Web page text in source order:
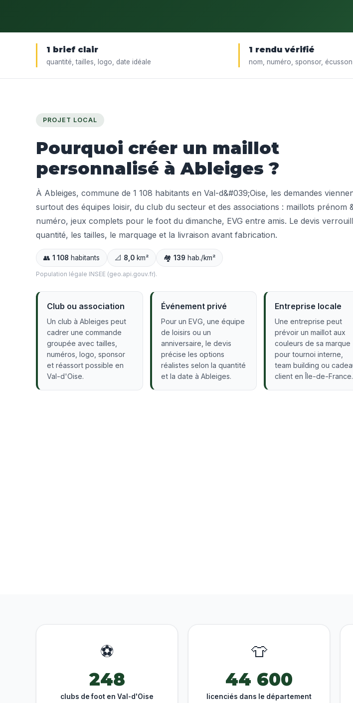
1 brief clair
quantité, tailles, logo, date idéale
1 rendu vérifié
nom, numéro, sponsor, écusson
PROJET LOCAL
Pourquoi créer un maillot
personnalisé à Ableiges ?
À Ableiges, commune de 1 108 habitants en Val-d&#039;Oise, les demandes
surtout des équipes loisir, du club du secteur et des associations : maillots prénom
numéro, jeux complets pour le foot du dimanche, EVG entre amis. Le devis
quantité, les tailles, le marquage et la livraison avant fabrication.
👥 1 108 habitants 📐 8,0 km² 🏘️ 139 hab./km²
Population légale INSEE (geo.api.gouv.fr).
Club ou association
Un club à Ableiges peut
cadrer une commande
groupée avec tailles,
numéros, logo, sponsor
et réassort possible en
Val-d'Oise.
Événement privé
Pour un EVG, une équipe
de loisirs ou un
anniversaire, le devis
précise les options
réalistes selon la quantité
et la date à Ableiges.
Entreprise locale
Une entreprise peut
prévoir un maillot aux
couleurs de sa marque
pour tournoi interne,
team building ou
client en Île-de-France.
⚽
248
clubs de foot en Val-d'Oise
👕
44 600
licenciés dans le département